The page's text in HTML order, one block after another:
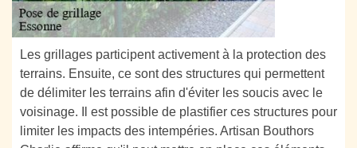
Les grillages participent activement à la protection des
terrains. Ensuite, ce sont des structures qui permettent
de délimiter les terrains afin d'éviter les soucis avec le
voisinage. Il est possible de plastifier ces structures pour
limiter les impacts des intempéries. Artisan Bouthors